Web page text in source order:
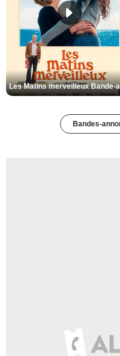
Bandes-